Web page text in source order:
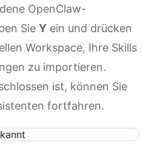
OpenClaw-
Sie Y ein und drücken
Workspace, Ihre Skills
zu importieren.
ist, können Sie
fortfahren.